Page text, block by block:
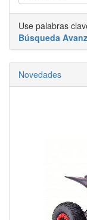
Use palabras
Búsqueda
Novedades